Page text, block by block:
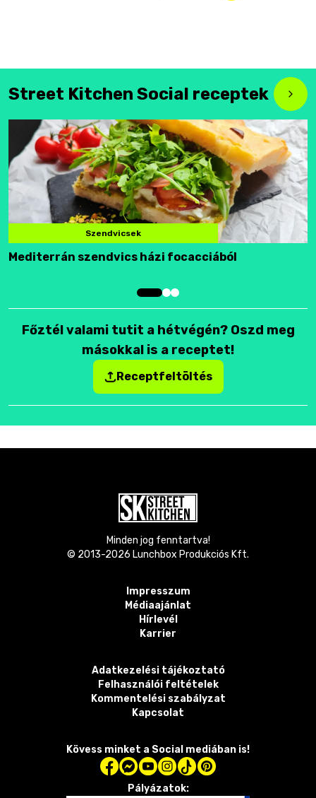
Street Kitchen Social receptek
Szendvicsek
Mediterrán szendvics házi focacciából
Főztél valami tutit a hétvégén? Oszd meg
másokkal is a receptet!
Receptfeltöltés
Minden jog fenntartva!
© 2013-2026 Lunchbox Produkciós Kft.
Impresszum
Médiaajánlat
Hírlevél
Karrier
Adatkezelési tájékoztató
Felhasználói feltételek
Kommentelési szabályzat
Kapcsolat
Kövess minket a Social mediában is!
Pályázatok: